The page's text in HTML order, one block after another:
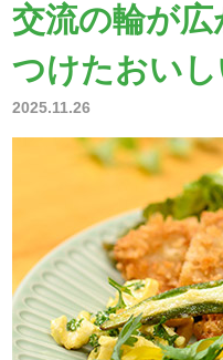
交流の輪が
つけたおいし
2025.11.26